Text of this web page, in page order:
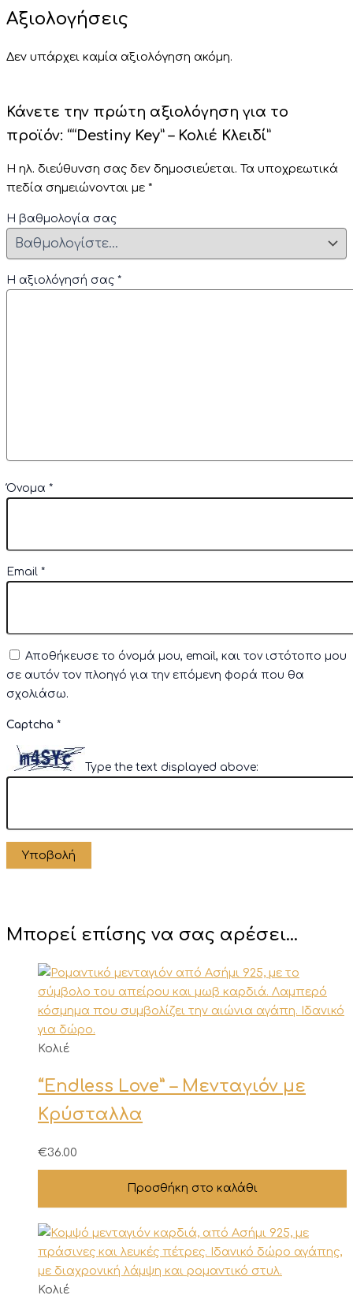
Αξιολογήσεις
Δεν υπάρχει καμία αξιολόγηση ακόμη.
Κάνετε την πρώτη αξιολόγηση για το
προϊόν: ““Destiny Key” – Κολιέ Κλειδί”
Η ηλ. διεύθυνση σας δεν δημοσιεύεται. Τα υποχρεωτικά
πεδία σημειώνονται με *
Η βαθμολογία σας
Η αξιολόγησή σας *
Όνομα *
Email *
Αποθήκευσε το όνομά μου, email, και τον ιστότοπο μου
σε αυτόν τον πλοηγό για την επόμενη φορά που θα
σχολιάσω.
Captcha *
Type the text displayed above:
Μπορεί επίσης να σας αρέσει…
Κολιέ
“Endless Love” – Μενταγιόν με
Κρύσταλλα
€36.00
Προσθήκη στο καλάθι
Κολιέ